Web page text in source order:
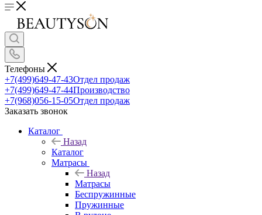
Телефоны
+7(499)649-47-43Отдел продаж
+7(499)649-47-44Производство
+7(968)056-15-05Отдел продаж
Заказать звонок
Каталог
Назад
Каталог
Матрасы
Назад
Матрасы
Беспружинные
Пружинные